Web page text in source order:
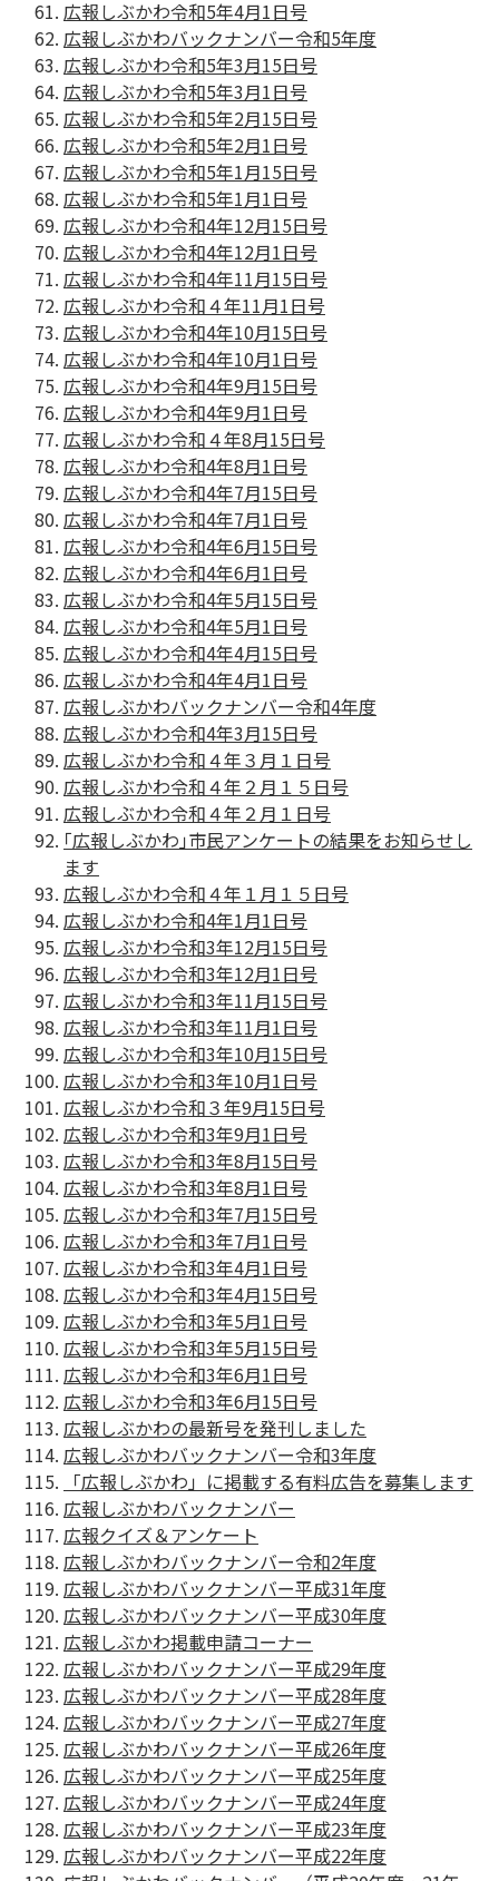
広報しぶかわ令和5年4月1日号
広報しぶかわバックナンバー令和5年度
広報しぶかわ令和5年3月15日号
広報しぶかわ令和5年3月1日号
広報しぶかわ令和5年2月15日号
広報しぶかわ令和5年2月1日号
広報しぶかわ令和5年1月15日号
広報しぶかわ令和5年1月1日号
広報しぶかわ令和4年12月15日号
広報しぶかわ令和4年12月1日号
広報しぶかわ令和4年11月15日号
広報しぶかわ令和４年11月1日号
広報しぶかわ令和4年10月15日号
広報しぶかわ令和4年10月1日号
広報しぶかわ令和4年9月15日号
広報しぶかわ令和4年9月1日号
広報しぶかわ令和４年8月15日号
広報しぶかわ令和4年8月1日号
広報しぶかわ令和4年7月15日号
広報しぶかわ令和4年7月1日号
広報しぶかわ令和4年6月15日号
広報しぶかわ令和4年6月1日号
広報しぶかわ令和4年5月15日号
広報しぶかわ令和4年5月1日号
広報しぶかわ令和4年4月15日号
広報しぶかわ令和4年4月1日号
広報しぶかわバックナンバー令和4年度
広報しぶかわ令和4年3月15日号
広報しぶかわ令和４年３月１日号
広報しぶかわ令和４年２月１５日号
広報しぶかわ令和４年２月１日号
｢広報しぶかわ｣市民アンケートの結果をお知らせし
ます
広報しぶかわ令和４年１月１５日号
広報しぶかわ令和4年1月1日号
広報しぶかわ令和3年12月15日号
広報しぶかわ令和3年12月1日号
広報しぶかわ令和3年11月15日号
広報しぶかわ令和3年11月1日号
広報しぶかわ令和3年10月15日号
広報しぶかわ令和3年10月1日号
広報しぶかわ令和３年9月15日号
広報しぶかわ令和3年9月1日号
広報しぶかわ令和3年8月15日号
広報しぶかわ令和3年8月1日号
広報しぶかわ令和3年7月15日号
広報しぶかわ令和3年7月1日号
広報しぶかわ令和3年4月1日号
広報しぶかわ令和3年4月15日号
広報しぶかわ令和3年5月1日号
広報しぶかわ令和3年5月15日号
広報しぶかわ令和3年6月1日号
広報しぶかわ令和3年6月15日号
広報しぶかわの最新号を発刊しました
広報しぶかわバックナンバー令和3年度
「広報しぶかわ」に掲載する有料広告を募集します
広報しぶかわバックナンバー
広報クイズ＆アンケート
広報しぶかわバックナンバー令和2年度
広報しぶかわバックナンバー平成31年度
広報しぶかわバックナンバー平成30年度
広報しぶかわ掲載申請コーナー
広報しぶかわバックナンバー平成29年度
広報しぶかわバックナンバー平成28年度
広報しぶかわバックナンバー平成27年度
広報しぶかわバックナンバー平成26年度
広報しぶかわバックナンバー平成25年度
広報しぶかわバックナンバー平成24年度
広報しぶかわバックナンバー平成23年度
広報しぶかわバックナンバー平成22年度